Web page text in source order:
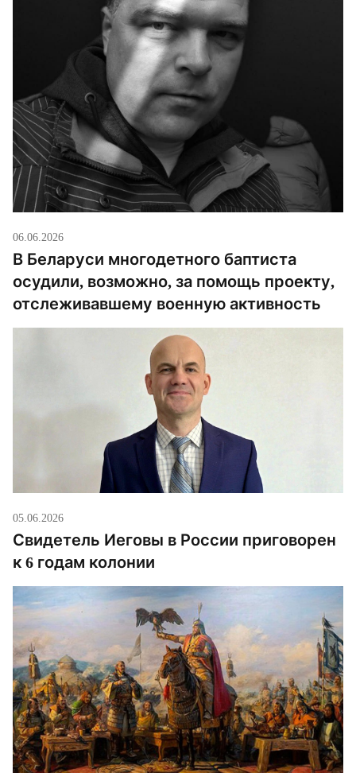
06.06.2026
В Беларуси многодетного баптиста
осудили, возможно, за помощь проекту,
отслеживавшему военную активность
05.06.2026
Свидетель Иеговы в России приговорен
к 6 годам колонии